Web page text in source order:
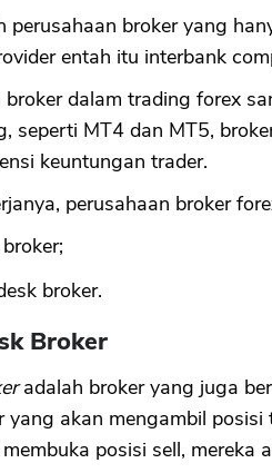
perusahaan broker yang
entah itu interbank
broker dalam trading forex
seperti MT4 dan MT5,
keuntungan trader.
perusahaan broker
broker.
Broker
adalah broker yang juga
yang akan mengambil
posisi sell, mereka